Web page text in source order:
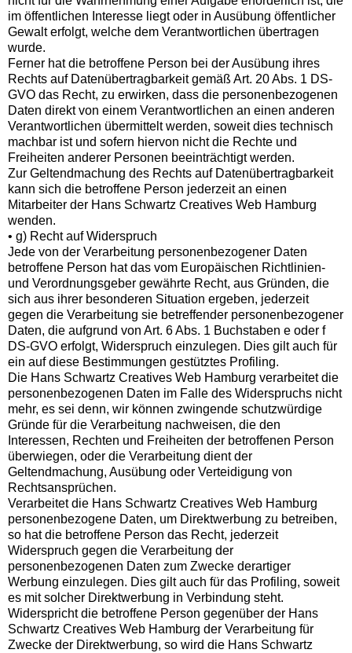
im öffentlichen Interesse liegt oder in Ausübung öffentlicher
Gewalt erfolgt, welche dem Verantwortlichen übertragen
wurde.
Ferner hat die betroffene Person bei der Ausübung ihres
Rechts auf Datenübertragbarkeit gemäß Art. 20 Abs. 1 DS-
GVO das Recht, zu erwirken, dass die personenbezogenen
Daten direkt von einem Verantwortlichen an einen anderen
Verantwortlichen übermittelt werden, soweit dies technisch
machbar ist und sofern hiervon nicht die Rechte und
Freiheiten anderer Personen beeinträchtigt werden.
Zur Geltendmachung des Rechts auf Datenübertragbarkeit
kann sich die betroffene Person jederzeit an einen
Mitarbeiter der Hans Schwartz Creatives Web Hamburg
wenden.
• g) Recht auf Widerspruch
Jede von der Verarbeitung personenbezogener Daten
betroffene Person hat das vom Europäischen Richtlinien-
und Verordnungsgeber gewährte Recht, aus Gründen, die
sich aus ihrer besonderen Situation ergeben, jederzeit
gegen die Verarbeitung sie betreffender personenbezogener
Daten, die aufgrund von Art. 6 Abs. 1 Buchstaben e oder f
DS-GVO erfolgt, Widerspruch einzulegen. Dies gilt auch für
ein auf diese Bestimmungen gestütztes Profiling.
Die Hans Schwartz Creatives Web Hamburg verarbeitet die
personenbezogenen Daten im Falle des Widerspruchs nicht
mehr, es sei denn, wir können zwingende schutzwürdige
Gründe für die Verarbeitung nachweisen, die den
Interessen, Rechten und Freiheiten der betroffenen Person
überwiegen, oder die Verarbeitung dient der
Geltendmachung, Ausübung oder Verteidigung von
Rechtsansprüchen.
Verarbeitet die Hans Schwartz Creatives Web Hamburg
personenbezogene Daten, um Direktwerbung zu betreiben,
so hat die betroffene Person das Recht, jederzeit
Widerspruch gegen die Verarbeitung der
personenbezogenen Daten zum Zwecke derartiger
Werbung einzulegen. Dies gilt auch für das Profiling, soweit
es mit solcher Direktwerbung in Verbindung steht.
Widerspricht die betroffene Person gegenüber der Hans
Schwartz Creatives Web Hamburg der Verarbeitung für
Zwecke der Direktwerbung, so wird die Hans Schwartz